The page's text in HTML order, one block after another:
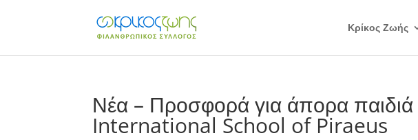
Κρίκος Ζωής
Νέα – Προσφορά για άπορα
International School of Piraeus